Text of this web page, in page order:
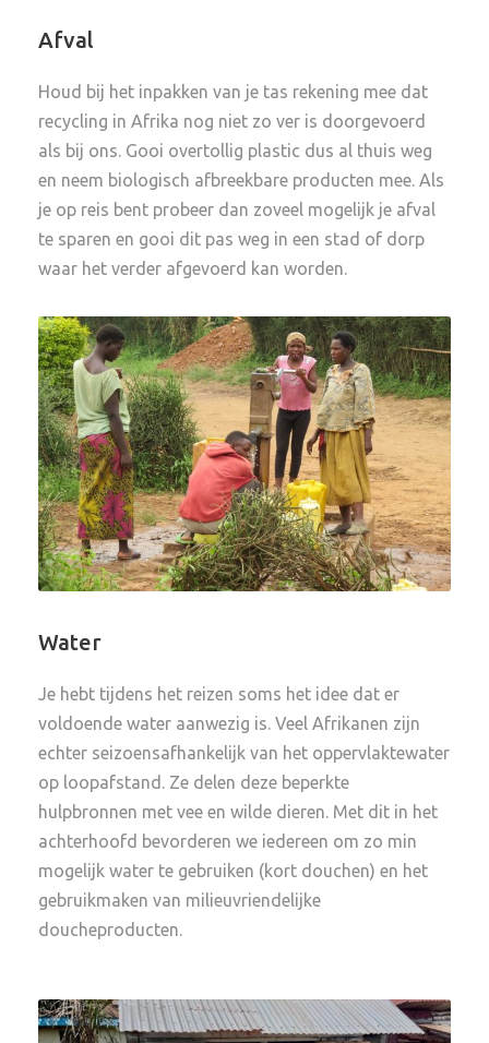
Afval
Houd bij het inpakken van je tas rekening mee dat
recycling in Afrika nog niet zo ver is doorgevoerd
als bij ons. Gooi overtollig plastic dus al thuis weg
en neem biologisch afbreekbare producten mee. Als
je op reis bent probeer dan zoveel mogelijk je afval
te sparen en gooi dit pas weg in een stad of dorp
waar het verder afgevoerd kan worden.
Water
Je hebt tijdens het reizen soms het idee dat er
voldoende water aanwezig is. Veel Afrikanen zijn
echter seizoensafhankelijk van het oppervlaktewater
op loopafstand. Ze delen deze beperkte
hulpbronnen met vee en wilde dieren. Met dit in het
achterhoofd bevorderen we iedereen om zo min
mogelijk water te gebruiken (kort douchen) en het
gebruikmaken van milieuvriendelijke
doucheproducten.